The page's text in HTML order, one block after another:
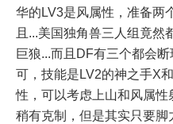
华的LV3是风属性，准备两
且...美国独角兽三人组竟然
巨狼...而且DF有三个都会
可，技能是LV2的神之手X
性，可以考虑上山和风属
稍有克制，但是其实只要